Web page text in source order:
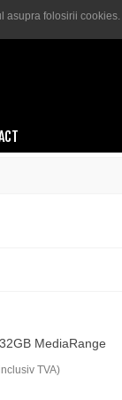
MediaRange
TVA)
asupra folosirii cookies.